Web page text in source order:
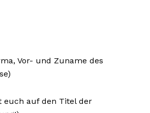
Vor- und Zuname des
auf den Titel der